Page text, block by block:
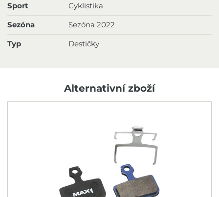
Sport Cyklistika
Sezóna Sezóna 2022
Typ Destičky
Alternativní zboží